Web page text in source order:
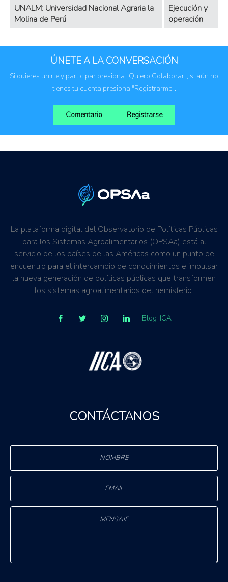
UNALM: Universidad Nacional Agraria la
Molina de Perú
Ejecución y
operación
ÚNETE A LA CONVERSACIÓN
Si quieres unirte y participar presiona "Quiero Colaborar"; si aún no
tienes tu cuenta presiona "Registrarme".
Comentario Registrarse
La plataforma digital del Observatorio de Políticas Públicas
para los Sistemas Agroalimentarios (OPSAa) está al
servicio de los países de las Américas como un punto de
encuentro para el intercambio de conocimientos e impulsar
la nueva generación de políticas públicas que transformen
los sistemas agroalimentarios del hemisferio.
Blog IICA
CONTÁCTANOS